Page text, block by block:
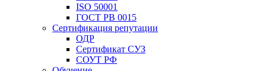
ISO 50001
ГОСТ РВ 0015
Сертификация репутации
ОДР
Сертификат СУЗ
СОУТ РФ